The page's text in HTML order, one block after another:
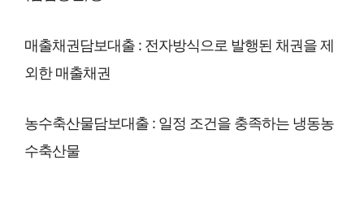
매출채권담보대출 : 전자방식으로 발행된 채권을 제
외한 매출채권
농수축산물담보대출 : 일정 조건을 충족하는 냉동농
수축산물